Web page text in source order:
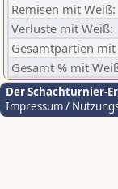
Remisen mit Weiß:
Verluste mit Weiß:
Gesamtpartien mit
Gesamt % mit
Der Schachturnier-
Impressum /